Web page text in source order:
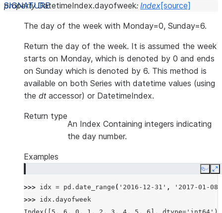
property DatetimeIndex.dayofweek: Index[source]
The day of the week with Monday=0, Sunday=6.
Return the day of the week. It is assumed the week
starts on Monday, which is denoted by 0 and ends
on Sunday which is denoted by 6. This method is
available on both Series with datetime values (using
the dtaccessor) or DatetimeIndex.
Return type
An Index Containing integers indicating
the day number.
Examples
Copy
>>> idx = pd . date_range ( '2016-12-31' ,
'2017-01-08'
>>> idx . dayofweek